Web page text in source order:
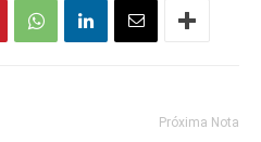
Próxima Nota